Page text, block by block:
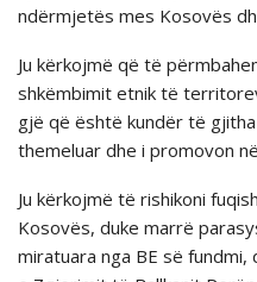
ndërmjetës mes Kosovës
Ju kërkojmë që të
shkëmbimit etnik të
gjë që është kundër të
themeluar dhe i promovon
Ju kërkojmë të rishikoni
Kosovës, duke marrë
miratuara nga BE së